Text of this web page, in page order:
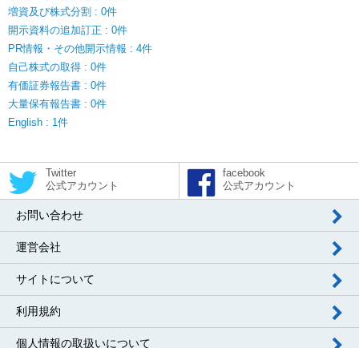
増資及び株式分割 : 0件
開示資料の追加訂正 : 0件
PR情報・その他開示情報 : 4件
自己株式の取得 : 0件
有価証券報告書 : 0件
大量保有報告書 : 0件
English : 1件
Twitter
公式アカウント
facebook
公式アカウント
お問い合わせ
運営会社
サイトについて
利用規約
個人情報の取扱いについて